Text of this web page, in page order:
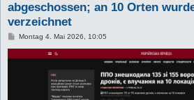
abgeschossen; an 10 Orten
verzeichnet
B
t
Montag 4. Mai 2026, 10:05